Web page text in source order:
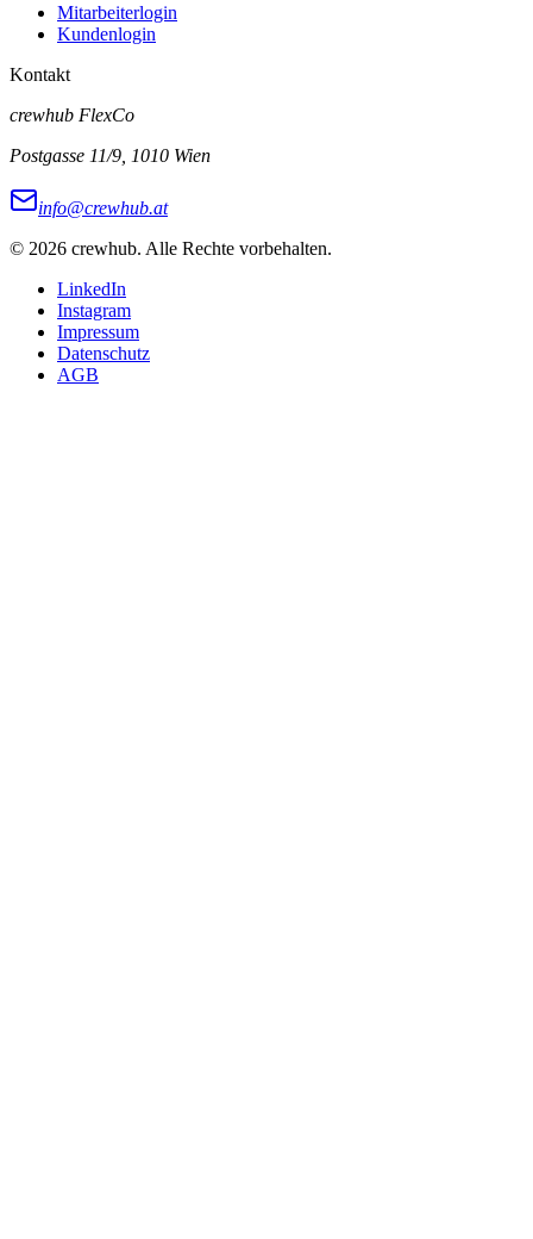
Mitarbeiterlogin
Kundenlogin
Kontakt
crewhub FlexCo
Postgasse 11/9, 1010 Wien
info@crewhub.at
© 2026 crewhub. Alle Rechte vorbehalten.
LinkedIn
Instagram
Impressum
Datenschutz
AGB